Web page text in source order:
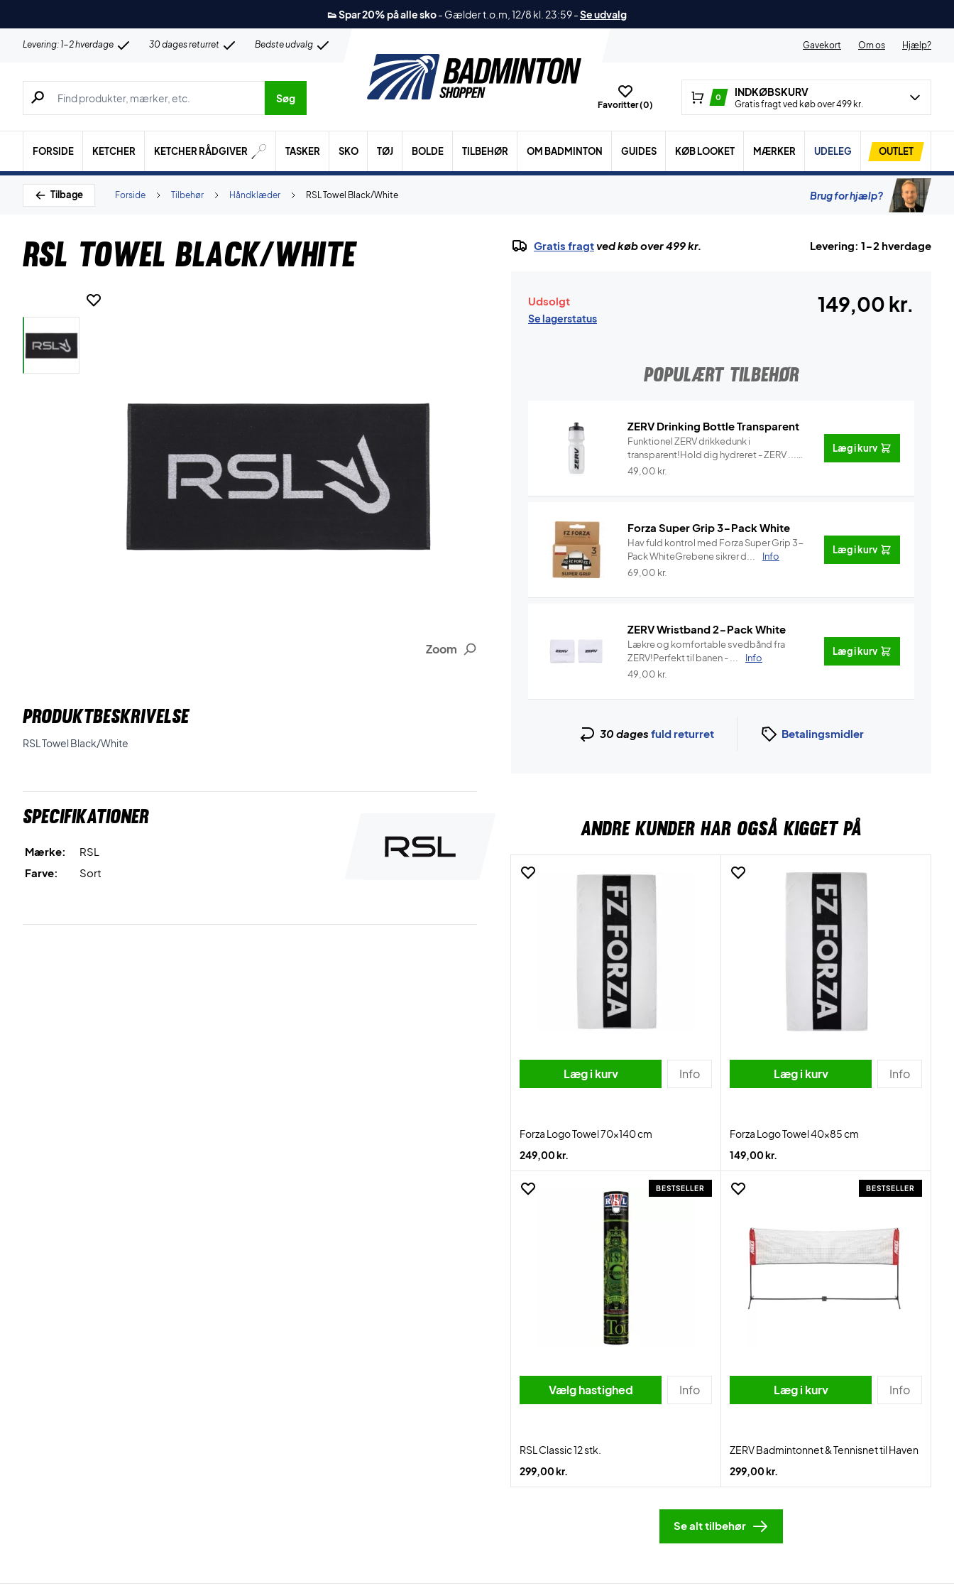
👟 Spar 20% på alle sko- Gælder t.o.m, 12/8 kl. 23:59-Se udvalg
Levering: 1-2 hverdage 30 dages returret Bedste udvalg Gavekort Om os Hjælp?
Søg efter produkter, mærker etc.
Søg
Favoritter (0)
0 INDKØBSKURV
Gratis fragt ved køb over 499 kr.
FORSIDE KETCHER KETCHER RÅDGIVER TASKER SKO TØJ BOLDE TILBEHØR OM BADMINTON GUIDES KØB LOOKET MÆRKER UDELEG OUTLET
Tilbage RSL Towel Black/White
Håndklæder
Tilbehør
Forside Brug for hjælp?
RSL Towel Black/White
Zoom
PRODUKTBESKRIVELSE
RSL Towel Black/White
Specifikationer
Mærke:
RSL
Farve:
Sort
Gratis fragtved køb over 499 kr. Levering: 1-2 hverdage
Udsolgt
Se lagerstatus
149,00 kr.
POPULÆRT TILBEHØR
ZERV Drinking Bottle Transparent
Funktionel ZERV drikkedunk i
transparent!Hold dig hydreret - ZERV ...
Info
49,00 kr.
Læg i kurv
Forza Super Grip 3-Pack White
Hav fuld kontrol med Forza Super Grip 3-
Pack WhiteGrebene sikrer d...
Info
69,00 kr.
Læg i kurv
ZERV Wristband 2-Pack White
Lækre og komfortable svedbånd fra
ZERV!Perfekt til banen - ...
Info
49,00 kr.
Læg i kurv
30 dages fuld returret Betalingsmidler
ANDRE KUNDER HAR OGSÅ KIGGET PÅ
Læg i kurv Info
Forza Logo Towel 70x140 cm
249,00 kr.
Læg i kurv Info
Forza Logo Towel 40x85 cm
149,00 kr.
BESTSELLER
Vælg hastighed Info
RSL Classic 12 stk.
299,00 kr.
BESTSELLER
Læg i kurv Info
ZERV Badmintonnet & Tennisnet til Haven
299,00 kr.
Se alt tilbehør